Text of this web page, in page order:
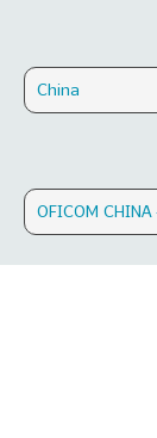
China
OFICOM CHINA